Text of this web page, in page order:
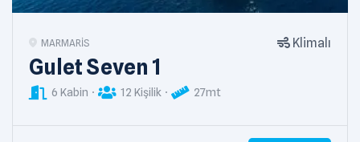
MARMARIS Klimalı
Gulet Seven 1
6 Kabin 12 Kişilik 27mt